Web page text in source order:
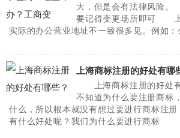
大，但是会有法律风险
要记得变更场所即可 上
实际的办公营业地址不一致很多见。例如：
上海商标注册的好处有哪
上海商标注册的好处
不知道为什么要注册商标
什么，所以根本就没有想过要进行商标注
有什么好处呢？我们为什么要进行商标